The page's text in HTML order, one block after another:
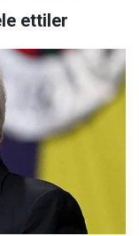
ettiler